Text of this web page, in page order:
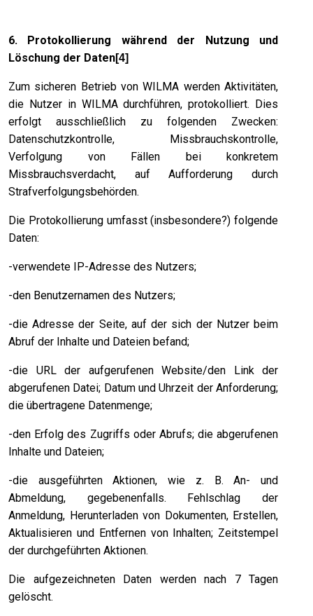
6. Protokollierung während der Nutzung und
Löschung der Daten[4]
Zum sicheren Betrieb von WILMA werden Aktivitäten,
die Nutzer in WILMA durchführen, protokolliert. Dies
erfolgt ausschließlich zu folgenden Zwecken:
Datenschutzkontrolle, Missbrauchskontrolle,
Verfolgung von Fällen bei konkretem
Missbrauchsverdacht, auf Aufforderung durch
Strafverfolgungsbehörden.
Die Protokollierung umfasst (insbesondere?) folgende
Daten:
-verwendete IP-Adresse des Nutzers;
-den Benutzernamen des Nutzers;
-die Adresse der Seite, auf der sich der Nutzer beim
Abruf der Inhalte und Dateien befand;
-die URL der aufgerufenen Website/den Link der
abgerufenen Datei; Datum und Uhrzeit der Anforderung;
die übertragene Datenmenge;
-den Erfolg des Zugriffs oder Abrufs; die abgerufenen
Inhalte und Dateien;
-die ausgeführten Aktionen, wie z. B. An- und
Abmeldung, gegebenenfalls. Fehlschlag der
Anmeldung, Herunterladen von Dokumenten, Erstellen,
Aktualisieren und Entfernen von Inhalten; Zeitstempel
der durchgeführten Aktionen.
Die aufgezeichneten Daten werden nach 7 Tagen
gelöscht.